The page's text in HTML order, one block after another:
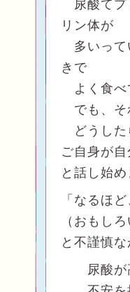
尿酸てプ
リン体が
多いって
きで
よく食べ
でも、そ
どうした
ご自身が
と話し始め
「なるほ
（おもし
と不謹慎
尿酸が高